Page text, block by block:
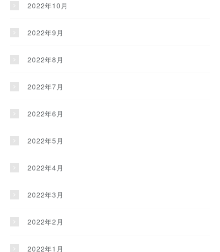
2022年10月
2022年9月
2022年8月
2022年7月
2022年6月
2022年5月
2022年4月
2022年3月
2022年2月
2022年1月